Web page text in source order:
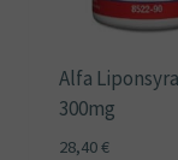
Alfa Liponsyra
300mg
28,40€